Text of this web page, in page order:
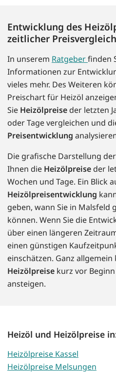
Entwicklung des
zeitlicher Preisvergleich
In unserem Ratgeberfinden
Informationen zur
vieles mehr. Des Weiteren
Preischart für Heizöl
Sie Heizölpreise der letzten
oder Tage vergleichen und
Preisentwicklung
Die grafische Darstellung der
Ihnen die Heizölpreise der
Wochen und Tage. Ein Blick
Heizölpreisentwicklung
geben, wann Sie in Malsfeld
können. Wenn Sie die
über einen längeren
einen günstigen
einschätzen. Ganz
Heizölpreise kurz vor
ansteigen.
Heizöl und Heizölpreise
Heizölpreise Kassel
Heizölpreise Melsungen